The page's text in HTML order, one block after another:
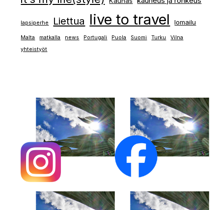
lapsiperhe Liettua live to travel lomailu
Malta matkalla news Portugali Puola Suomi Turku
Vilna
yhteistyöt